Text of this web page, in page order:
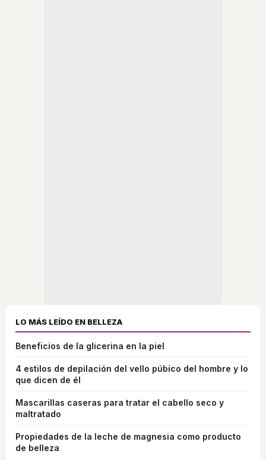
LO MÁS LEÍDO EN BELLEZA
Beneficios de la glicerina en la piel
4 estilos de depilación del vello púbico del hombre y lo
que dicen de él
Mascarillas caseras para tratar el cabello seco y
maltratado
Propiedades de la leche de magnesia como producto
de belleza